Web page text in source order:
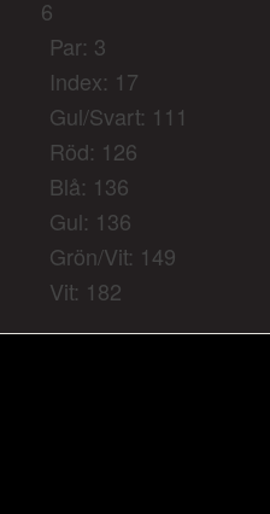
6
Par: 3
Index: 17
Gul/Svart: 111
Röd: 126
Blå: 136
Gul: 136
Grön/Vit: 149
Vit: 182